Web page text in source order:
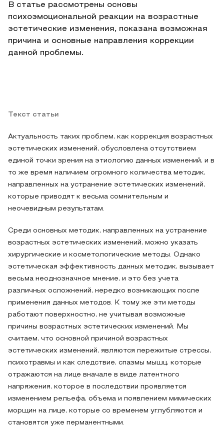
В статье рассмотрены основы
психоэмоциональной реакции на возрастные
эстетические изменения, показана возможная
причина и основные направления коррекции
данной проблемы.
Текст статьи
Актуальность таких проблем, как коррекция возрастных
эстетических изменений, обусловлена отсутствием
единой точки зрения на этиологию данных изменений, и в
то же время наличием огромного количества методик,
направленных на устранение эстетических изменений,
которые приводят к весьма сомнительным и
неочевидным результатам.
Среди основных методик, направленных на устранение
возрастных эстетических изменений, можно указать
хирургические и косметологические методы. Однако
эстетическая эффективность данных методик, вызывает
весьма неоднозначное мнение, и это без учета
различных осложнений, нередко возникающих после
применения данных методов. К тому же эти методы
работают поверхностно, не учитывая возможные
причины возрастных эстетических изменений. Мы
считаем, что основной причиной возрастных
эстетических изменений, являются пережитые стрессы,
психотравмы и как следствие, спазмы мышц, которые
отражаются на лице вначале в виде латентного
напряжения, которое в последствии проявляется
изменением рельефа, объема и появлением мимических
морщин на лице, которые со временем углубляются и
становятся уже перманентными.